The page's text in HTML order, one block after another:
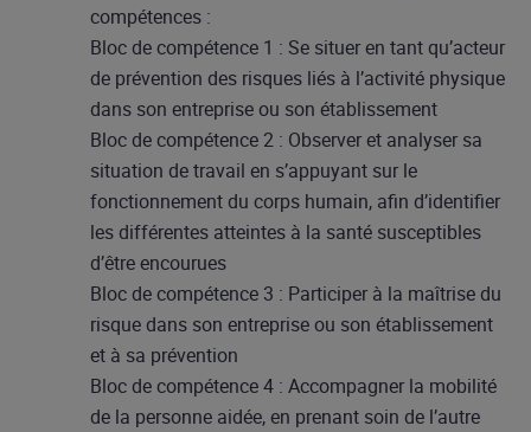
compétences :​
Bloc de compétence 1 : Se situer en tant qu’acteur
de prévention des risques liés à l’activité physique
dans son entreprise ou son établissement​
Bloc de compétence 2 : Observer et analyser sa
situation de travail en s’appuyant sur le
fonctionnement du corps humain, afin d’identifier
les différentes atteintes à la santé susceptibles
d’être encourues​
Bloc de compétence 3 : Participer à la maîtrise du
risque dans son entreprise ou son établissement
et à sa prévention​
Bloc de compétence 4 : Accompagner la mobilité
de la personne aidée, en prenant soin de l’autre​